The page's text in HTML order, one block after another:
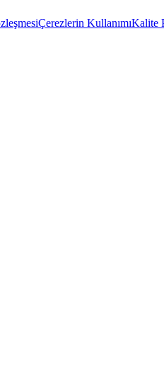
Çerezlerin KullanımıKalite